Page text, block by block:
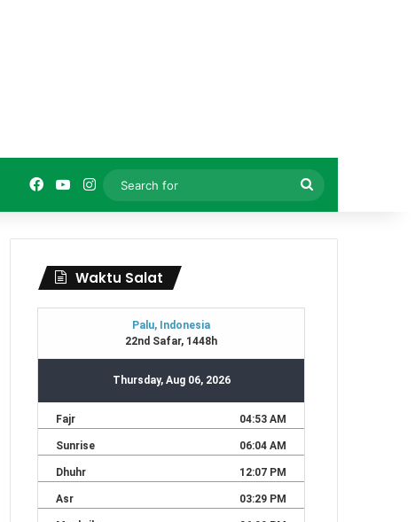
Facebook
YouTube
Instagram
Search
for
Waktu Salat